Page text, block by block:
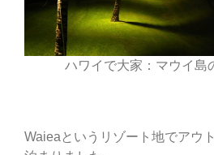
ハワイで大家：マウイ島
Waieaというリゾート地でアウ